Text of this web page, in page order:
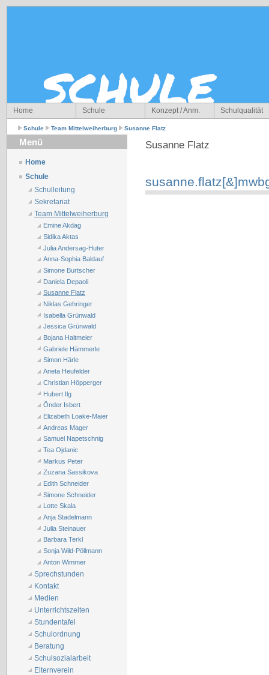
Home Schule Konzept / Anm. Schulqualität
Schule Team Mittelweiherburg Susanne Flatz
Menü
Home
Schule
Schulleitung
Sekretariat
Team Mittelweiherburg
Emine Akdag
Sidika Aktas
Julia Andersag-Huter
Anna-Sophia Baldauf
Simone Burtscher
Daniela Depaoli
Susanne Flatz
Niklas Gehringer
Isabella Grünwald
Jessica Grünwald
Bojana Haltmeier
Gabriele Hämmerle
Simon Härle
Aneta Heufelder
Christian Höpperger
Hubert Ilg
Önder Isbert
Elizabeth Loake-Maier
Andreas Mager
Samuel Napetschnig
Tea Ojdanic
Markus Peter
Zuzana Sassikova
Edith Schneider
Simone Schneider
Lotte Skala
Anja Stadelmann
Julia Steinauer
Barbara Terkl
Sonja Wild-Pöllmann
Anton Wimmer
Sprechstunden
Kontakt
Medien
Unterrichtszeiten
Stundentafel
Schulordnung
Beratung
Schulsozialarbeit
Elternverein
Susanne Flatz